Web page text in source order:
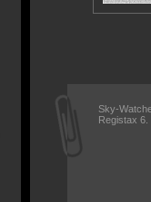
Sky-
Registax 6.